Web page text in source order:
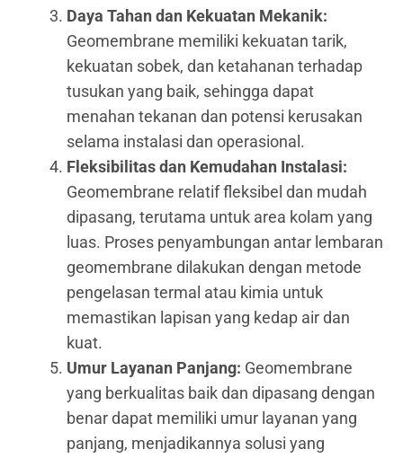
Daya Tahan dan Kekuatan Mekanik:
Geomembrane memiliki kekuatan tarik,
kekuatan sobek, dan ketahanan terhadap
tusukan yang baik, sehingga dapat
menahan tekanan dan potensi kerusakan
selama instalasi dan operasional.
Fleksibilitas dan Kemudahan Instalasi:
Geomembrane relatif fleksibel dan mudah
dipasang, terutama untuk area kolam yang
luas. Proses penyambungan antar lembaran
geomembrane dilakukan dengan metode
pengelasan termal atau kimia untuk
memastikan lapisan yang kedap air dan
kuat.
Umur Layanan Panjang: Geomembrane
yang berkualitas baik dan dipasang dengan
benar dapat memiliki umur layanan yang
panjang, menjadikannya solusi yang